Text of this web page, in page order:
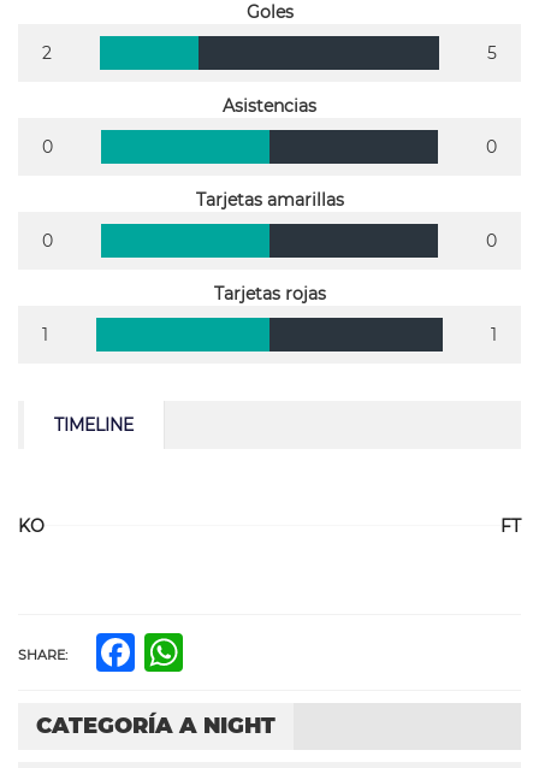
Goles
2
5
Asistencias
0
0
Tarjetas amarillas
0
0
Tarjetas rojas
1
1
TIMELINE
KO FT
SHARE: Facebook
CATEGORÍA A NIGHT